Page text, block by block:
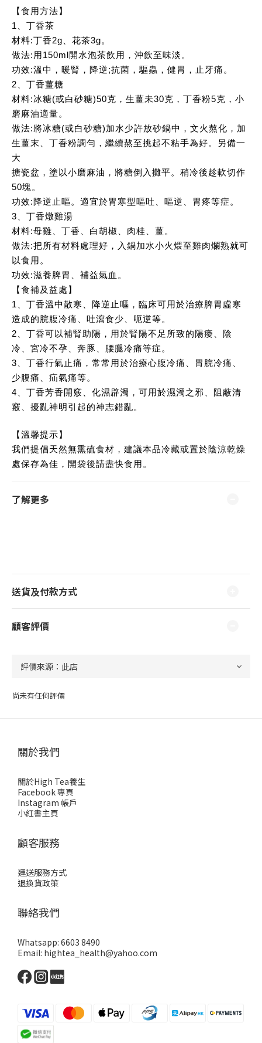
【食用方法】
1、丁香茶
材料:丁香2g、花茶3g。
做法:用150ml開水泡茶飲用，沖飲至味淡。
功效:溫中，暖腎，降逆;抗菌，驅蟲，健胃，止牙痛。
2、丁香薑糖
材料:冰糖(或白砂糖)50克，生薑未30克，丁香粉5克，小
磨麻油適量。
做法:將冰糖(或白砂糖)加水少許放砂鍋中，文火熬化，加
生薑末、丁香粉調勻，繼續熬至挑起不粘手為好。另備一
大
搪瓷盆，塗以小磨麻油，將糖倒入攤平。稍冷後趁軟切作
50塊。
功效:降逆止嘔。適宜於胃寒型嘔吐、嘔逆、胃疼等症。
3、丁香燉雞湯
材料:母雞、丁香、白胡椒、肉桂、薑。
做法:把所有材料處理好，入鍋加水小火煨至雞肉爛熟就可
以食用。
功效:滋養脾胃、補益氣血。
【食補及益處】
1、丁香溫中散寒、降逆止嘔，臨床可用於治療脾胃虛寒
造成的脘腹冷痛、吐瀉食少、呃逆等。
2、丁香可以補腎助陽，用於腎陽不足所致的陽痿、陰
冷、宮冷不孕、奔豚、腰腿冷痛等症。
3、丁香行氣止痛，常常用於治療心腹冷痛、胃脘冷痛、
少腹痛、疝氣痛等。
4、丁香芳香開竅、化濕辟濁，可用於濕濁之邪、阻蔽清
竅、擾亂神明引起的神志錯亂。
【溫馨提示】
我們提倡天然無熏硫食材，建議本品冷藏或置於陰涼乾燥
處保存為佳，開袋後請盡快食用。
了解更多
送貨及付款方式
顧客評價
尚未有任何評價
關於我們
關於High Tea養生
Facebook 專頁
Instagram 帳戶
小紅書主頁
顧客服務
運送服務方式
退換貨政策
聯絡我們
Whatsapp: 6603 8490
Email: hightea_health@yahoo.com